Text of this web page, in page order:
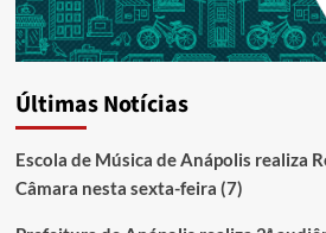
Últimas Notícias
Escola de Música de Anápolis realiza
Câmara nesta sexta-feira (7)